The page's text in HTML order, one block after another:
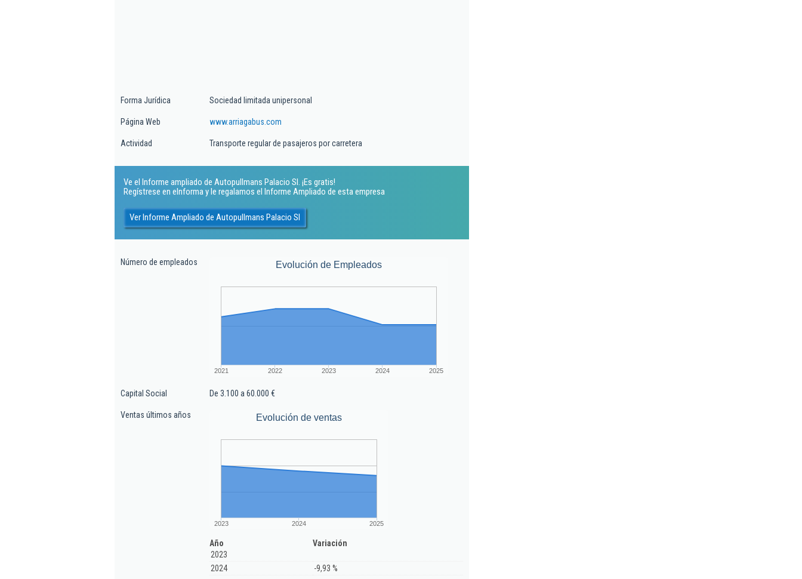
Forma Jurídica Sociedad limitada unipersonal
Página Web www.arriagabus.com
Actividad Transporte regular de pasajeros por carretera
Ve el Informe ampliado de Autopullmans Palacio Sl. ¡Es gratis!
Regístrese en eInforma y le regalamos el Informe Ampliado de esta empresa
Ver Informe Ampliado de Autopullmans Palacio Sl
Número de empleados Evolución de Empleados
2021 2022 2023 2024 2025
Capital Social De 3.100 a 60.000 €
Ventas últimos años Evolución de ventas
2023 2024 2025
Año
Variación
2023
2024
-9,93 %